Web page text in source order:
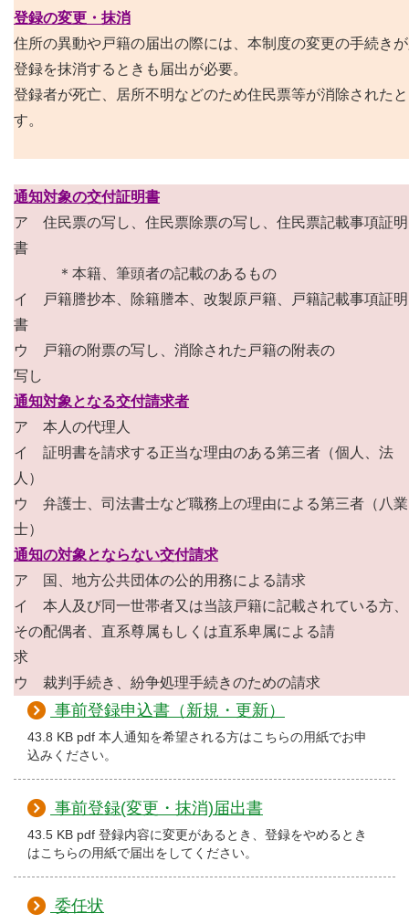
登録の変更・抹消
住所の異動や戸籍の届出の際には、本制度の変更の手続き
登録を抹消するときも届出が必要。
登録者が死亡、居所不明などのため住民票等が消除された
す。
通知対象の交付証明書
ア 住民票の写し、住民票除票の写し、住民票記載事項証明
書
＊本籍、筆頭者の記載のあるもの
イ 戸籍謄抄本、除籍謄本、改製原戸籍、戸籍記載事項証明
書
ウ 戸籍の附票の写し、消除された戸籍の附表の
写し
通知対象となる交付請求者
ア 本人の代理人
イ 証明書を請求する正当な理由のある第三者（個人、法
人）
ウ 弁護士、司法書士など職務上の理由による第三者（八業
士）
通知の対象とならない交付請求
ア 国、地方公共団体の公的用務による請求
イ 本人及び同一世帯者又は当該戸籍に記載されている方、
その配偶者、直系尊属もしくは直系卑属による請
求
ウ 裁判手続き、紛争処理手続きのための請求
事前登録申込書（新規・更新）
43.8 KB pdf 本人通知を希望される方はこちらの用紙でお申
込みください。
事前登録(変更・抹消)届出書
43.5 KB pdf 登録内容に変更があるとき、登録をやめるとき
はこちらの用紙で届出をしてください。
委任状